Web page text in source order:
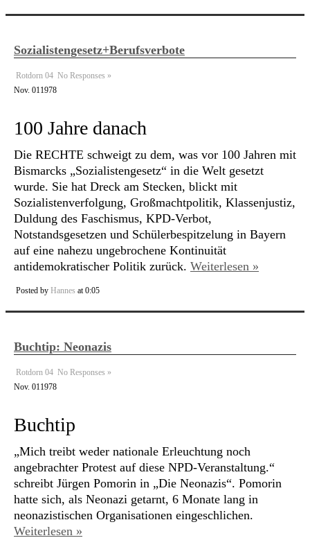
Sozialistengesetz+Berufsverbote
Rotdorn 04 No Responses »
Nov. 011978
100 Jahre danach
Die RECHTE schweigt zu dem, was vor 100 Jahren mit
Bismarcks „Sozialistengesetz“ in die Welt gesetzt
wurde. Sie hat Dreck am Stecken, blickt mit
Sozialistenverfolgung, Großmachtpolitik, Klassenjustiz,
Duldung des Faschismus, KPD-Verbot,
Notstandsgesetzen und Schülerbespitzelung in Bayern
auf eine nahezu ungebrochene Kontinuität
antidemokratischer Politik zurück. Weiterlesen »
Posted by Hannes at 0:05
Buchtip: Neonazis
Rotdorn 04 No Responses »
Nov. 011978
Buchtip
„Mich treibt weder nationale Erleuchtung noch
angebrachter Protest auf diese NPD-Veranstaltung.“
schreibt Jürgen Pomorin in „Die Neonazis“. Pomorin
hatte sich, als Neonazi getarnt, 6 Monate lang in
neonazistischen Organisationen eingeschlichen.
Weiterlesen »